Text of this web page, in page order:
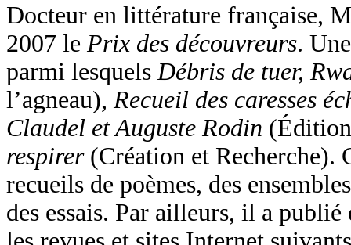
Docteur en littérature française,
2007 le Prix des découvreurs.
parmi lesquels Débris de tuer,
l’agneau), Recueil des caresses
Claudel et Auguste Rodin
respirer(Création et Recherche).
recueils de poèmes, des
des essais. Par ailleurs, il a